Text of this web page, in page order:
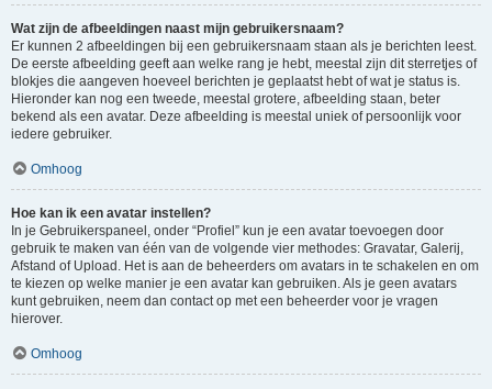
Wat zijn de afbeeldingen naast mijn gebruikersnaam?
Er kunnen 2 afbeeldingen bij een gebruikersnaam staan als je berichten leest.
De eerste afbeelding geeft aan welke rang je hebt, meestal zijn dit sterretjes of
blokjes die aangeven hoeveel berichten je geplaatst hebt of wat je status is.
Hieronder kan nog een tweede, meestal grotere, afbeelding staan, beter
bekend als een avatar. Deze afbeelding is meestal uniek of persoonlijk voor
iedere gebruiker.
Omhoog
Hoe kan ik een avatar instellen?
In je Gebruikerspaneel, onder “Profiel” kun je een avatar toevoegen door
gebruik te maken van één van de volgende vier methodes: Gravatar, Galerij,
Afstand of Upload. Het is aan de beheerders om avatars in te schakelen en om
te kiezen op welke manier je een avatar kan gebruiken. Als je geen avatars
kunt gebruiken, neem dan contact op met een beheerder voor je vragen
hierover.
Omhoog